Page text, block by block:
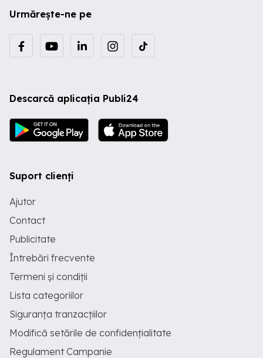
Urmărește-ne pe
Descarcă aplicația Publi24
Suport clienți
Ajutor
Contact
Publicitate
Întrebări frecvente
Termeni și condiții
Lista categoriilor
Siguranța tranzacțiilor
Modifică setările de confidențialitate
Regulament Campanie